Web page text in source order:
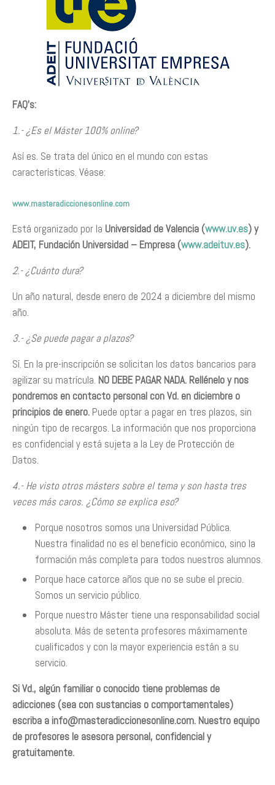
FAQ’s:
1.- ¿Es el Máster 100% online?
Así es. Se trata del único en el mundo con estas
características. Véase:
www.masteradiccionesonline.com
Está organizado por la Universidad de Valencia (www.uv.es) y
ADEIT, Fundación Universidad – Empresa (www.adeituv.es).
2.- ¿Cuánto dura?
Un año natural, desde enero de 2024 a diciembre del mismo
año.
3.- ¿Se puede pagar a plazos?
Sí. En la pre-inscripción se solicitan los datos bancarios para
agilizar su matrícula. NO DEBE PAGAR NADA. Rellénelo y nos
pondremos en contacto personal con Vd. en diciembre o
principios de enero. Puede optar a pagar en tres plazos, sin
ningún tipo de recargos. La información que nos proporciona
es confidencial y está sujeta a la Ley de Protección de
Datos.
4.- He visto otros másters sobre el tema y son hasta tres
veces más caros. ¿Cómo se explica eso?
Porque nosotros somos una Universidad Pública.
Nuestra finalidad no es el beneficio económico, sino la
formación más completa para todos nuestros alumnos.
Porque hace catorce años que no se sube el precio.
Somos un servicio público.
Porque nuestro Máster tiene una responsabilidad social
absoluta. Más de setenta profesores máximamente
cualificados y con la mayor experiencia están a su
servicio.
Si Vd., algún familiar o conocido tiene problemas de
adicciones (sea con sustancias o comportamentales)
escriba a info@masteradiccionesonline.com. Nuestro equipo
de profesores le asesora personal, confidencial y
gratuitamente.